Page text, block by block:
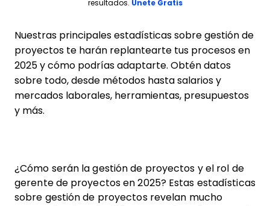
resultados. Únete GratisOpens new window
Nuestras principales estadísticas sobre gestión de
proyectos te harán replantearte tus procesos en
2025 y cómo podrías adaptarte. Obtén datos
sobre todo, desde métodos hasta salarios y
mercados laborales, herramientas, presupuestos
y más.
¿Cómo serán la gestión de proyectos y el rol de
gerente de proyectos en 2025? Estas estadísticas
sobre gestión de proyectos revelan mucho